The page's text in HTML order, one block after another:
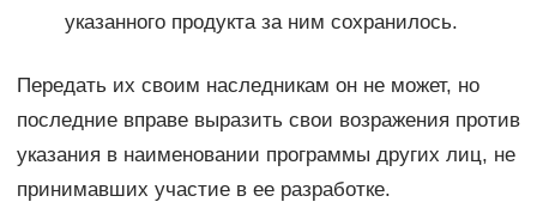
указанного продукта за ним сохранилось.
Передать их своим наследникам он не может, но
последние вправе выразить свои возражения против
указания в наименовании программы других лиц, не
принимавших участие в ее разработке.